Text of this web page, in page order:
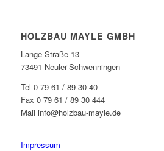
HOLZBAU MAYLE GMBH
Lange Straße 13
73491 Neuler-Schwenningen
Tel 0 79 61 / 89 30 40
Fax 0 79 61 / 89 30 444
Mail info@holzbau-mayle.de
Impressum